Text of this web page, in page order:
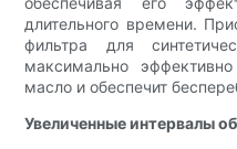
длительного времени.
фильтра для
максимально эффективно
масло и обеспечит
Увеличенные интервалы